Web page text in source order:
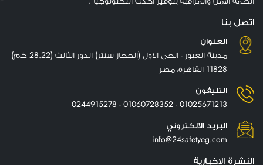
اتصل بنا
العنوان
مدينة العبور - الحى الاول (الحجاز سنتر) الدور الثالث (28.22 كم)
11828 القاهرة، مصر
التليفون
01025671213 - 01060728352 - 0244915278
البريد الالكتروني
info@24safetyeg.com
النشرة الاخبارية